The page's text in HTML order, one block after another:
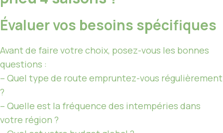
Évaluer vos besoins spécifiques
Avant de faire votre choix, posez-vous les bonnes
questions :
– Quel type de route empruntez-vous régulièrement
?
– Quelle est la fréquence des intempéries dans
votre région ?